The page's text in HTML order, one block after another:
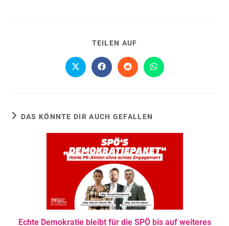
TEILEN AUF
DAS KÖNNTE DIR AUCH GEFALLEN
Echte Demokratie bleibt für die SPÖ bis auf weiteres